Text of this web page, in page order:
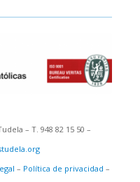
– T. 948 82 15 50 –
– Política de privacidad –